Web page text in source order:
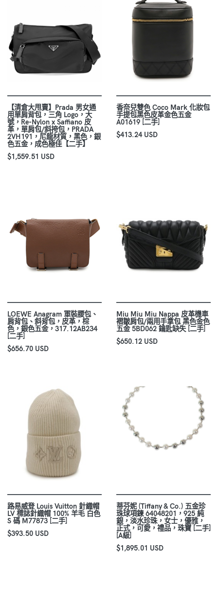
【清倉大甩賣】Prada 男女通
用單肩背包，三角 Logo，大
號，Re-Nylon x Saffiano 皮
革，單肩包/斜挎包，PRADA
2VH191，尼龍材質，黑色，銀
色五金，成色極佳【二手】
$1,559.51 USD
香奈兒雙色 Coco Mark 化妝包
手提包黑色皮革金色五金
A01619 [二手]
$413.24 USD
LOEWE Anagram 軍裝腰包、
肩背包、斜背包，皮革，棕
色，銀色五金，317.12AB234
[二手]
$656.70 USD
Miu Miu Miu Nappa 皮革機車
褶皺肩包/兩用手拿包 黑色金色
五金 5BD062 鑰匙缺失 [二手]
$650.12 USD
路易威登 Louis Vuitton 針織帽
LV 標誌針織帽 100% 羊毛 白色
S 碼 M77873 [二手]
$393.50 USD
蒂芬妮 (Tiffany & Co.) 五金珍
珠球項鍊 64048201，925 純
銀，淡水珍珠，女士，優雅，
正式，可愛，禮品，珠寶 [二手]
[A級]
$1,895.01 USD